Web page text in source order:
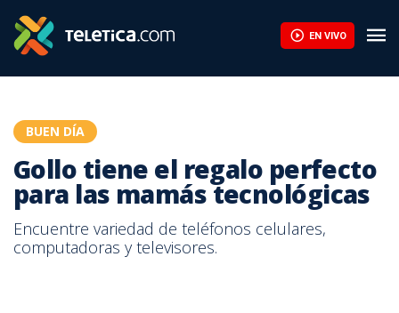
EN VIVO
BUEN DÍA
Gollo tiene el regalo perfecto
para las mamás tecnológicas
Encuentre variedad de teléfonos celulares,
computadoras y televisores.